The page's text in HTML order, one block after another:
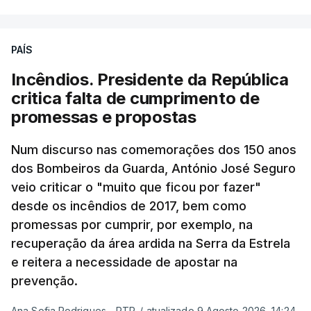
assinalando o início do terceiro ano de Pezeshkian
à frente do governo, teve na agenda o conflito
armado com os Estados Unidos e Israel, além das
questões económicas de um país em guerra que
se confronta agora com uma inflação de 88%.
De acordo com a informação oficial, que não indica
onde ou quando decorreu a reunião, Khamenei e
Pezeshkian discutiram ainda formas de garantir
recursos e gerir as despesas "em riais, divisas e
energia", bem como sobre a cooperação
económica com parceiros estrangeiros.
PAÍS
Incêndios. Presidente da República
critica falta de cumprimento de
promessas e propostas
Num discurso nas comemorações dos 150 anos
dos Bombeiros da Guarda, António José Seguro
veio criticar o "muito que ficou por fazer"
desde os incêndios de 2017, bem como
promessas por cumprir, por exemplo, na
recuperação da área ardida na Serra da Estrela
e reitera a necessidade de apostar na
prevenção.